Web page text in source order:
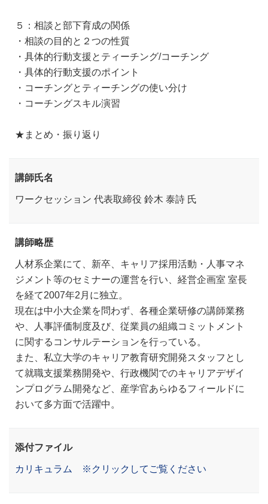
５：相談と部下育成の関係
・相談の目的と２つの性質
・具体的行動支援とティーチング/コーチング
・具体的行動支援のポイント
・コーチングとティーチングの使い分け
・コーチングスキル演習
★まとめ・振り返り
講師氏名
ワークセッション 代表取締役 鈴木 泰詩 氏
講師略歴
人材系企業にて、新卒、キャリア採用活動・人事マネ
ジメント等のセミナーの運営を行い、経営企画室 室長
を経て2007年2月に独立。
現在は中小大企業を問わず、各種企業研修の講師業務
や、人事評価制度及び、従業員の組織コミットメント
に関するコンサルテーションを行っている。
また、私立大学のキャリア教育研究開発スタッフとし
て就職支援業務開発や、行政機関でのキャリアデザイ
ンプログラム開発など、産学官あらゆるフィールドに
おいて多方面で活躍中。
添付ファイル
カリキュラム ※クリックしてご覧ください